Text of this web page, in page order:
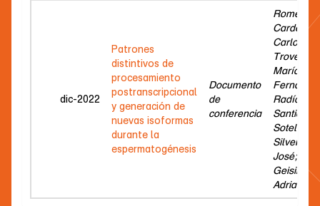
dic-2022
Patrones
distintivos de
procesamiento
postranscripcional
y generación de
nuevas isoformas
durante la
espermatogénesis
Documento
de
conferencia
Romeo
Carlos;
Trovero,
María
Fernanda;
Radío,
Santiago;
Sotelo-
Silveira,
José;
Geisinger,
Adriana